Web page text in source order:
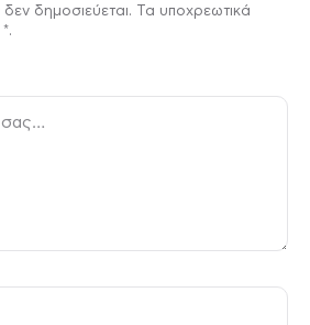
δημοσιεύεται. Τα υποχρεωτικά